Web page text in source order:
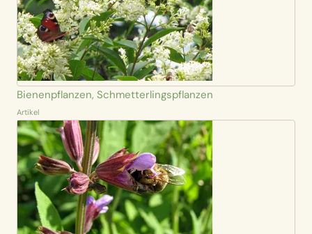
Bienenpflanzen, Schmetterlingspflanzen
Artikel